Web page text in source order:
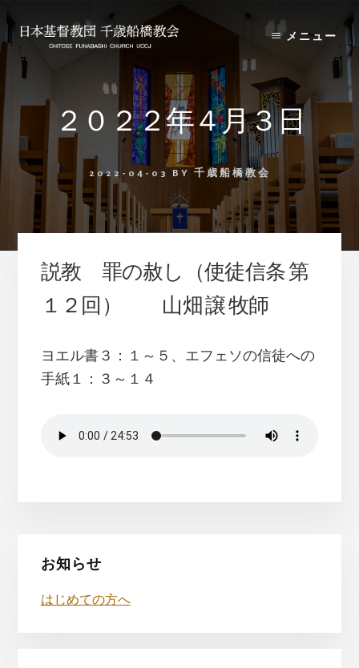
to
content
to
primary
sidebar
メニュー
２０２２年４月３日
2022-04-03 BY 千歳船橋教会
説教 罪の赦し（使徒信条 第
１２回） 山畑 譲 牧師
ヨエル書３：１～５、エフェソの信徒への
手紙１：３～１４
最
初
の
お知らせ
はじめての方へ